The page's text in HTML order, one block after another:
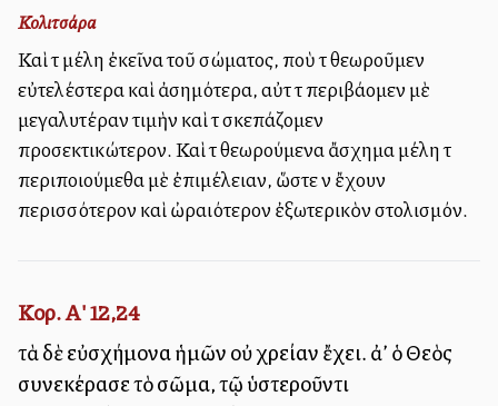
Κολιτσάρα
Καὶ τὰ μέλη ἐκεῖνα τοῦ σώματος, ποὺ τὰ θεωροῦμεν
εὐτελέστερα καὶ ἀσημότερα, αὐτὰ τὰ περιβάλλομεν μὲ
μεγαλυτέραν τιμὴν καὶ τὰ σκεπάζομεν
προσεκτικώτερον. Καὶ τὰ θεωρούμενα ἄσχημα μέλη τὰ
περιποιούμεθα μὲ ἐπιμέλειαν, ὥστε νὰ ἔχουν
περισσότερον καὶ ὠραιότερον ἐξωτερικὸν στολισμόν.
Κορ. Α' 12,24
τὰ δὲ εὐσχήμονα ἡμῶν οὐ χρείαν ἔχει. ἀλλ’ ὁ Θεὸς
συνεκέρασε τὸ σῶμα, τῷ ὑστεροῦντι